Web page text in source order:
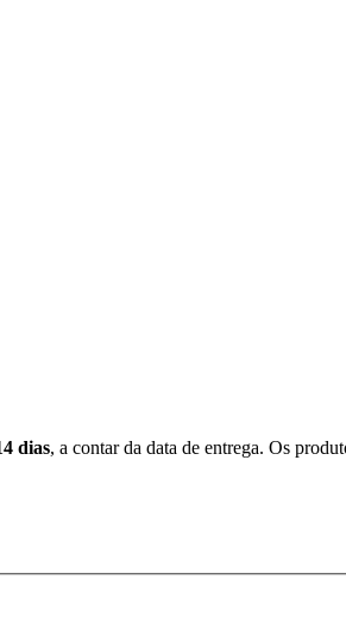
dias, a contar da data de entrega. Os